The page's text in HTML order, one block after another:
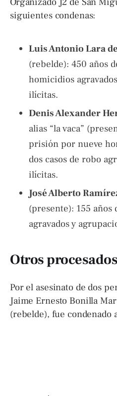
siguientes condenas:
Luis Antonio Lara
(rebelde): 450 años
homicidios
ilícitas.
Denis Alexander
alias “la vaca”
prisión por nueve
dos casos de robo
ilícitas.
José Alberto
(presente): 155
agravados y
Otros procesados
Por el asesinato de dos
Jaime Ernesto Bonilla
(rebelde), fue condenado